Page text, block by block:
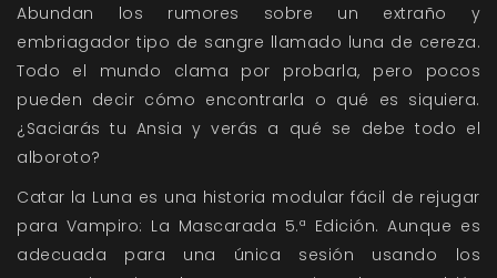
Abundan los rumores sobre un extraño y
embriagador tipo de sangre llamado luna de cereza.
Todo el mundo clama por probarla, pero pocos
pueden decir cómo encontrarla o qué es siquiera.
¿Saciarás tu Ansia y verás a qué se debe todo el
alboroto?
Catar la Luna es una historia modular fácil de rejugar
para Vampiro: La Mascarada 5.ª Edición. Aunque es
adecuada para una única sesión usando los